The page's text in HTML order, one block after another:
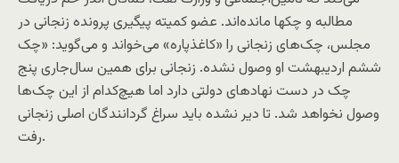
مطالبه و چک‏ها مانده‌اند. عضو کمیته پیگیری پرونده زنجانی در
مجلس، چک‌های زنجانی را «کاغذپاره» می‌خواند و می‌گوید: «چک
ششم اردیبهشت او وصول نشده. زنجانی برای همین سال‌جاری پنج
چک در دست نهادهای دولتی دارد اما هیچ‌کدام از این چک‌ها
وصول نخواهد شد. تا دیر نشده باید سراغ گردانندگان اصلی زنجانی
رفت.